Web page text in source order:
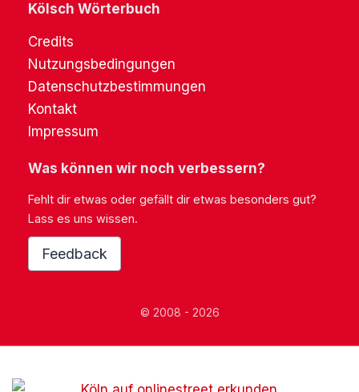
Kölsch Wörterbuch
Credits
Nutzungsbedingungen
Datenschutzbestimmungen
Kontakt
Impressum
Was können wir noch verbessern?
Fehlt dir etwas oder gefällt dir etwas besonders gut?
Lass es uns wissen.
Feedback
© 2008 - 2026